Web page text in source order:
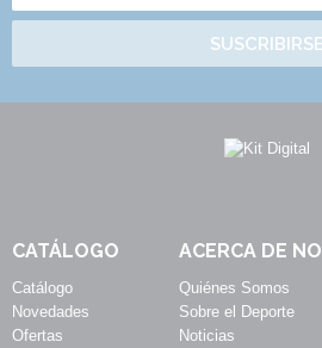
SUSCRIBIRSE
CATÁLOGO
Catálogo
Novedades
Ofertas
ACERCA DE
Quiénes Somos
Sobre el Deporte
Noticias